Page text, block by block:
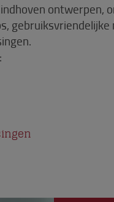
ontwerpen,